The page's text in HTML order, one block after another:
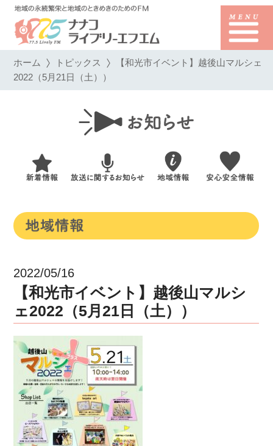
ホーム トピックス 【和光市イベント】越後山マルシェ
2022（5月21日（土））
2022/05/16
【和光市イベント】越後山マルシ
ェ2022（5月21日（土））